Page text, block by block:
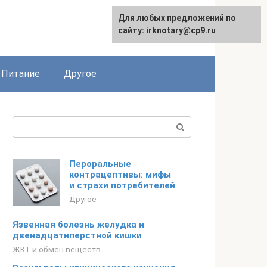
Питание Другое
Пероральные
контрацептивы: мифы
и страхи потребителей
Другое
Язвенная болезнь желудка и
двенадцатиперстной кишки
ЖКТ и обмен веществ
Для любых предложений по
сайту: irknotary@cp9.ru